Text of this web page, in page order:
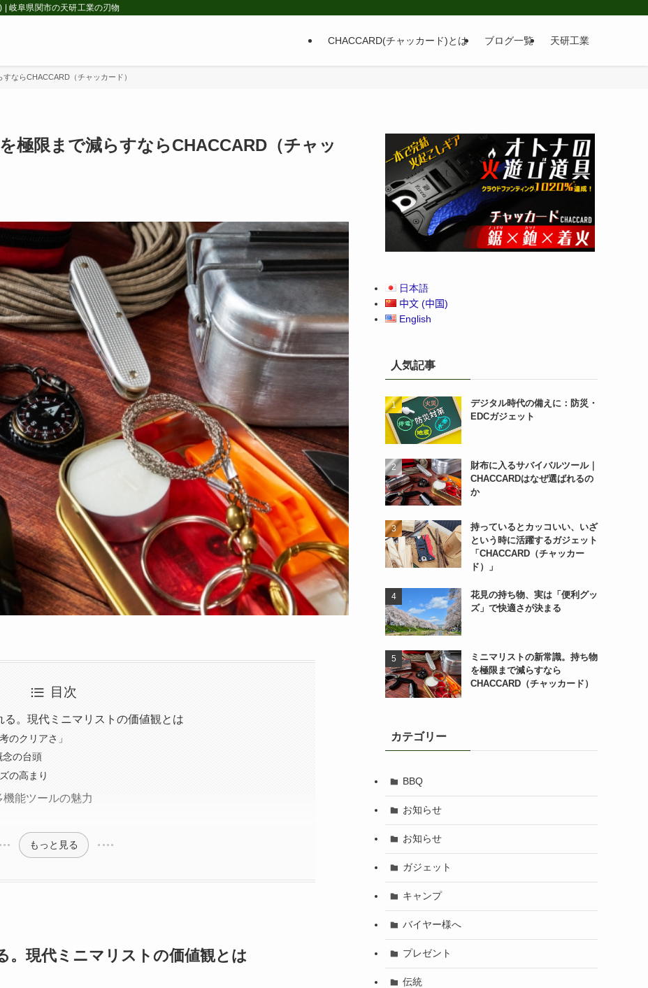
岐阜県関市の天研工業の刃物
CHACCARD(チャッカード)とは ブログ一覧 天研工業
ならCHACCARD（チャッカード）
極限まで減らすならCHACCARD（チャッ
目次
。現代ミニマリストの価値観とは
のクリアさ」
の台頭
の高まり
能ツールの魅力
もっと見る
。現代ミニマリストの価値観とは
日本語
中文 (中国)
English
人気記事
デジタル時代の備えに：防災・
EDCガジェット
財布に入るサバイバルツール｜
CHACCARDはなぜ選ばれるの
か
持っているとカッコいい、いざ
という時に活躍するガジェット
「CHACCARD（チャッカー
ド）」
花見の持ち物、実は「便利グッ
ズ」で快適さが決まる
ミニマリストの新常識。持ち物
を極限まで減らすなら
CHACCARD（チャッカード）
カテゴリー
BBQ
お知らせ
お知らせ
ガジェット
キャンプ
バイヤー様へ
プレゼント
伝統